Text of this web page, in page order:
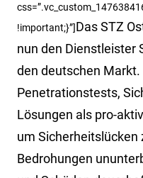
!important;}”]Das STZ
nun den Dienstleister
den deutschen
Penetrationstests,
Lösungen als pro-
um Sicherheitslücken
Bedrohungen